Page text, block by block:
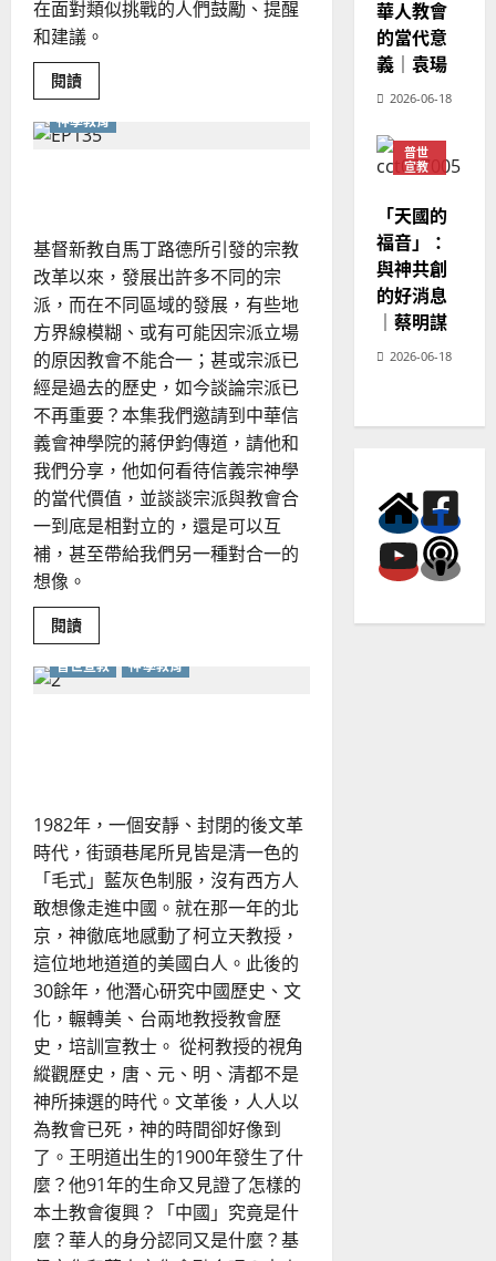
在面對類似挑戰的人們鼓勵、提醒
和建議。
閱讀Read
more
在
醫
伴
憂
鬱
症
家
人
神學教育
基督新教自馬丁路德所引發的宗教
改革以來，發展出許多不同的宗
派，而在不同區域的發展，有些地
方界線模糊、或有可能因宗派立場
的原因教會不能合一；甚或宗派已
經是過去的歷史，如今談論宗派已
不再重要？本集我們邀請到中華信
義會神學院的蔣伊鈞傳道，請他和
我們分享，他如何看待信義宗神學
的當代價值，並談談宗派與教會合
一到底是相對立的，還是可以互
補，甚至帶給我們另一種對合一的
想像。
閱讀Read
more
宗
制？
普世宣教 神學教育
1982年，一個安靜、封閉的後文革
時代，街頭巷尾所見皆是清一色的
「毛式」藍灰色制服，沒有西方人
敢想像走進中國。就在那一年的北
京，神徹底地感動了柯立天教授，
這位地地道道的美國白人。此後的
30餘年，他潛心研究中國歷史、文
化，輾轉美、台兩地教授教會歷
史，培訓宣教士。 從柯教授的視角
縱觀歷史，唐、元、明、清都不是
神所揀選的時代。文革後，人人以
為教會已死，神的時間卻好像到
了。王明道出生的1900年發生了什
麼？他91年的生命又見證了怎樣的
本土教會復興？「中國」究竟是什
麼？華人的身分認同又是什麼？基
20
華人教會
的當代意
義｜袁瑒
2026-06-18
普世
宣教
教育
「天國的
福音」：
與神共創
的好消息
｜蔡明謀
2026-06-18